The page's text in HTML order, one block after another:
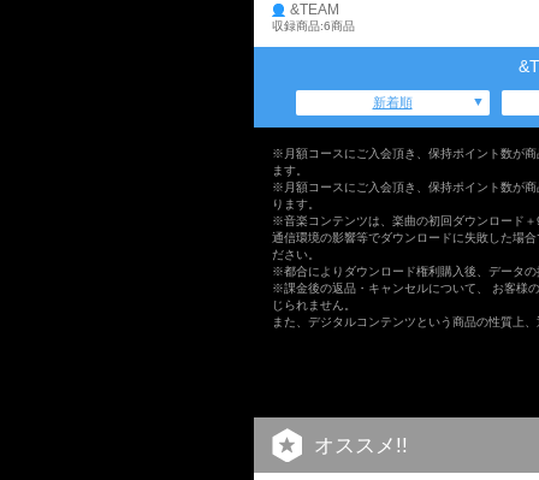
&TEAM
収録商品:6商品
新着順
※月額コースにご入会頂き、保持ポイント数が
ます。
※月額コースにご入会頂き、保持ポイント数が
ります。
※音楽コンテンツは、楽曲の初回ダウンロード＋
通信環境の影響等でダウンロードに失敗した場
ださい。
※都合によりダウンロード権利購入後、データの
※課金後の返品・キャンセルについて、 お客様
じられません。
また、デジタルコンテンツという商品の性質上
オススメ!!